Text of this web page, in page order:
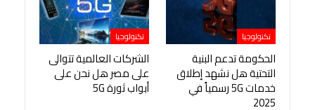
تكنولوجيا
الحكومة تدعم البنية
التحتية هل نشهد إطلاق
خدمات 5G رسمياً في
2025
تكنولوجيا
الشركات العالمية تتوالى
على مصر هل نحن على
أبواب ثورة 5G